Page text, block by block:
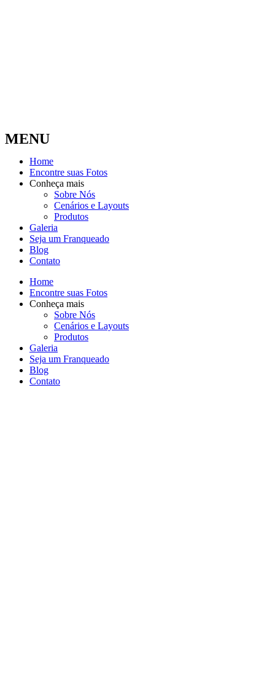
MENU
Home
Encontre suas Fotos
Conheça mais
Sobre Nós
Cenários e Layouts
Produtos
Galeria
Seja um Franqueado
Blog
Contato
Home
Encontre suas Fotos
Conheça mais
Sobre Nós
Cenários e Layouts
Produtos
Galeria
Seja um Franqueado
Blog
Contato